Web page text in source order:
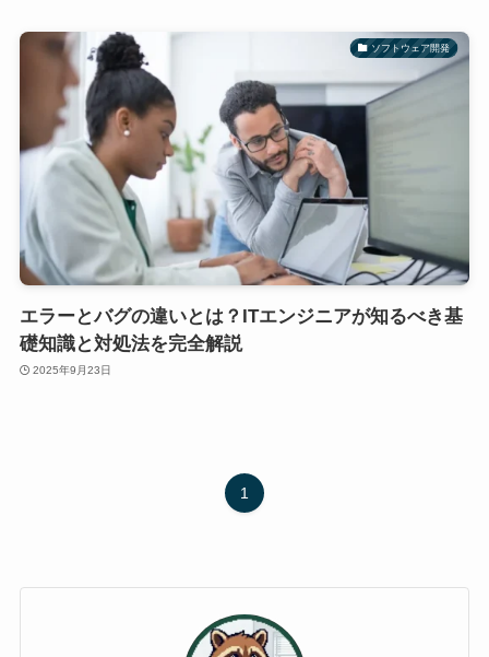
ソフトウェア開発
エラーとバグの違いとは？ITエンジニアが知るべき基
礎知識と対処法を完全解説
2025年9月23日
1